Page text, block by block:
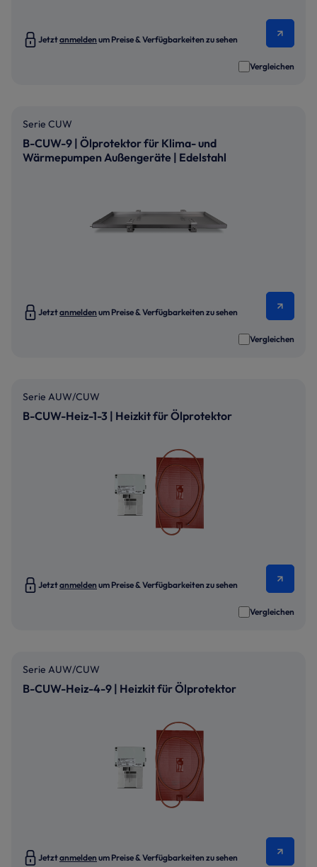
Jetztanmelden um Preise & Verfügbarkeiten zu sehen
Vergleichen
Serie CUW
B-CUW-9 | Ölprotektor für Klima- und
Wärmepumpen Außengeräte | Edelstahl
Jetztanmelden um Preise & Verfügbarkeiten zu sehen
Vergleichen
Serie AUW/CUW
B-CUW-Heiz-1-3 | Heizkit für Ölprotektor
Jetztanmelden um Preise & Verfügbarkeiten zu sehen
Vergleichen
Serie AUW/CUW
B-CUW-Heiz-4-9 | Heizkit für Ölprotektor
Jetztanmelden um Preise & Verfügbarkeiten zu sehen